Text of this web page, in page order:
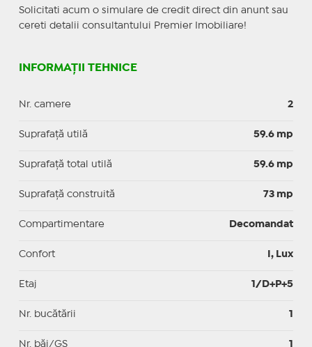
Solicitati acum o simulare de credit direct din anunt sau
cereti detalii consultantului Premier Imobiliare!
INFORMAȚII TEHNICE
Nr. camere 2
Suprafaţă utilă 59.6 mp
Suprafaţă total utilă 59.6 mp
Suprafaţă construită 73 mp
Compartimentare Decomandat
Confort I, Lux
Etaj 1/D+P+5
Nr. bucătării 1
Nr. băi/GS 1